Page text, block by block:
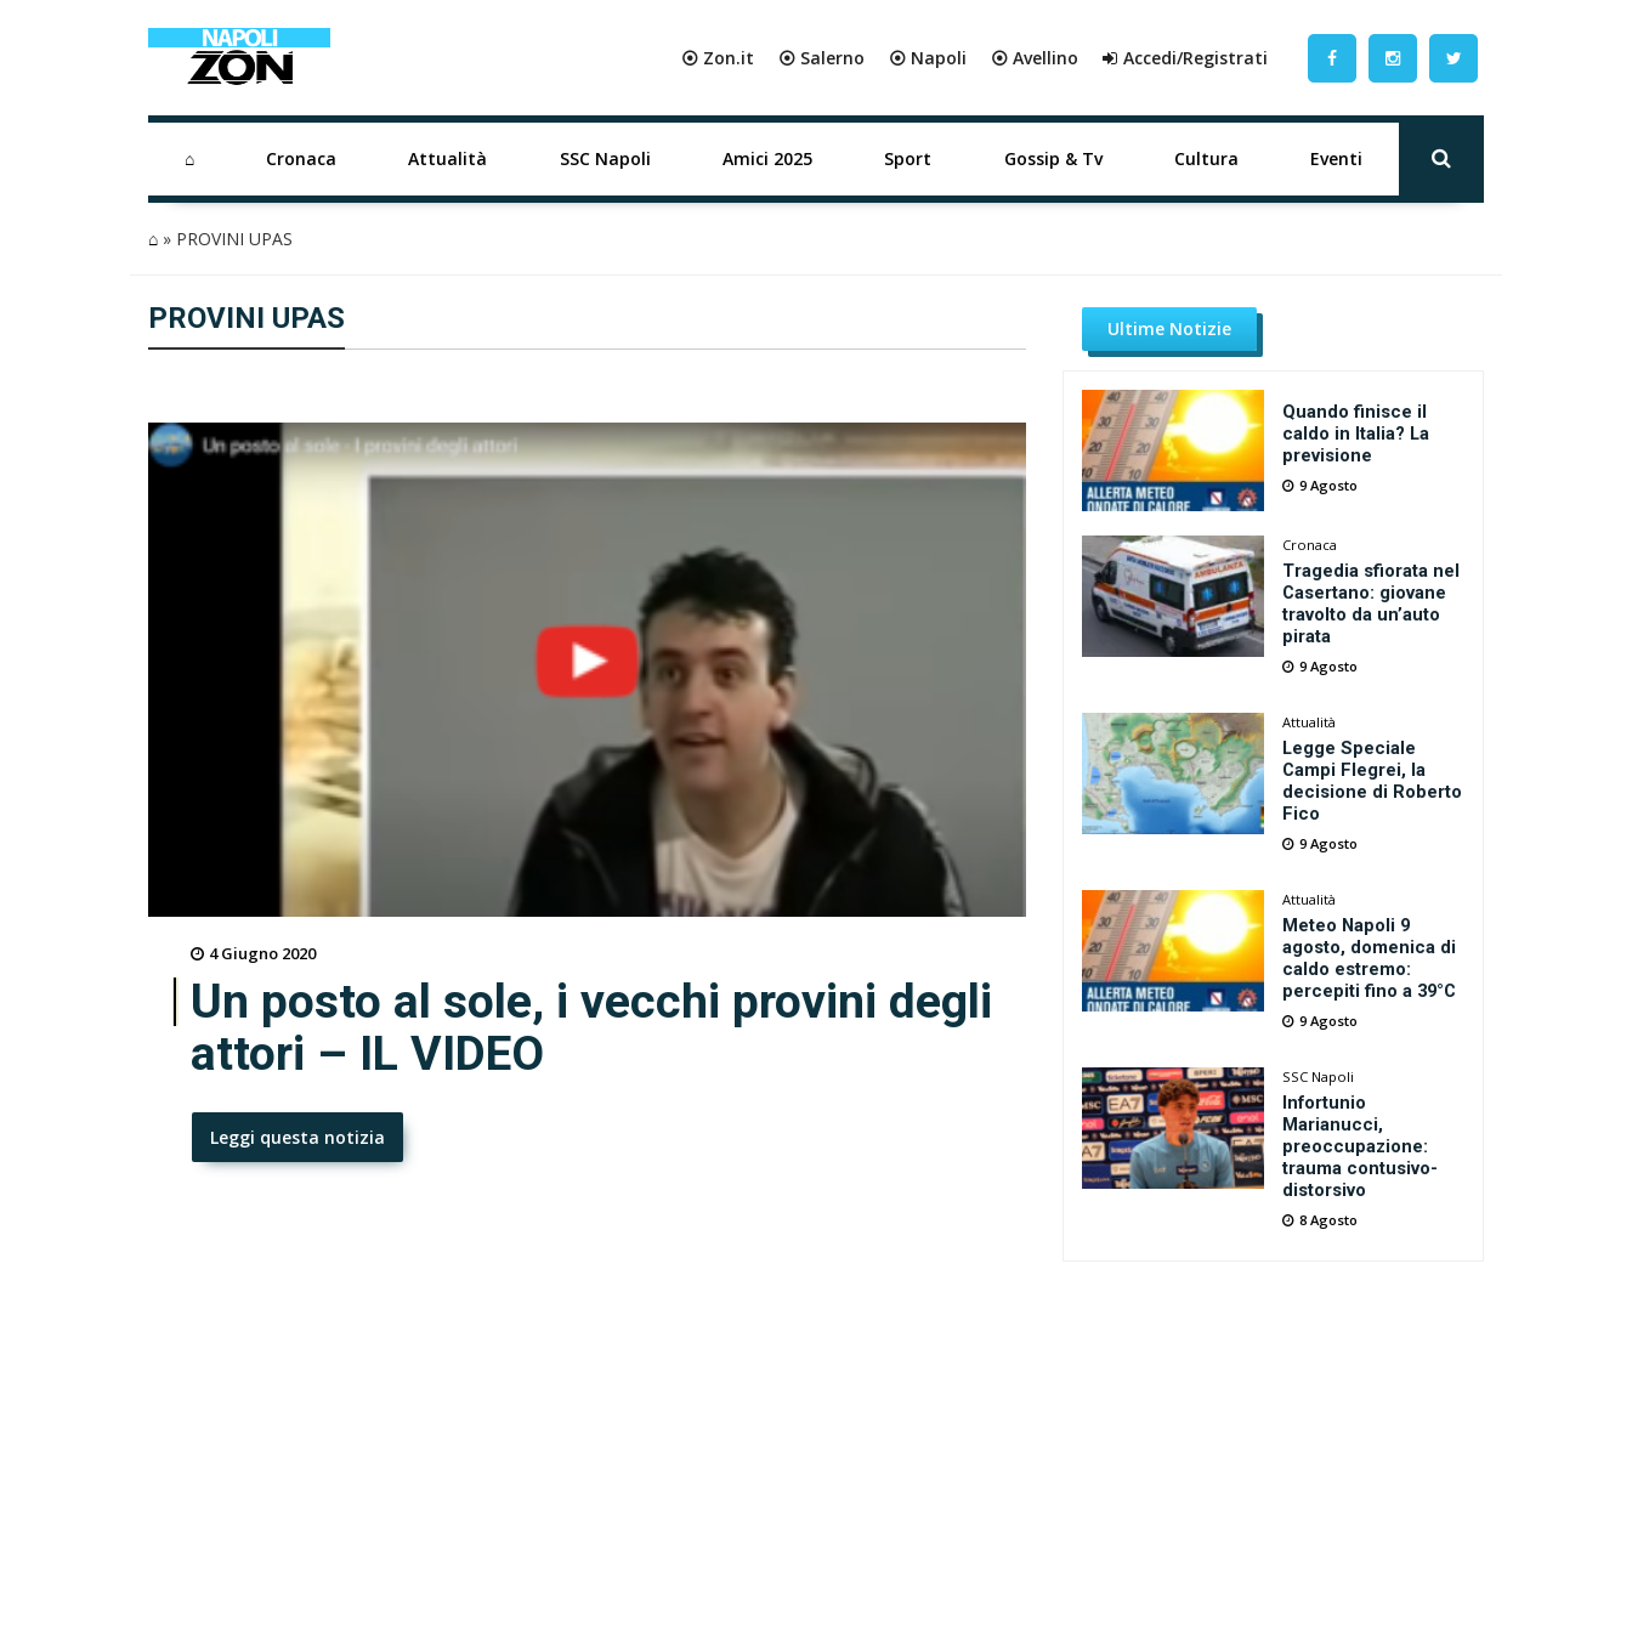
⦿ Zon.it ⦿ Salerno ⦿ Napoli ⦿ Avellino Accedi/Registrati
⌂ Cronaca Attualità SSC Napoli Amici 2025 Sport Gossip & Tv Cultura Eventi
⌂ » PROVINI UPAS
PROVINI UPAS
4 Giugno 2020
Un posto al sole, i vecchi provini degli
attori – IL VIDEO
Leggi questa notizia
Ultime Notizie
Quando finisce il
caldo in Italia? La
previsione
9 Agosto
Cronaca
Tragedia sfiorata nel
Casertano: giovane
travolto da un’auto
pirata
9 Agosto
Attualità
Legge Speciale
Campi Flegrei, la
decisione di Roberto
Fico
9 Agosto
Attualità
Meteo Napoli 9
agosto, domenica di
caldo estremo:
percepiti fino a 39°C
9 Agosto
SSC Napoli
Infortunio
Marianucci,
preoccupazione:
trauma contusivo-
distorsivo
8 Agosto